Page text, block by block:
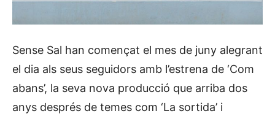
Sense Sal han començat el mes de juny alegrant
el dia als seus seguidors amb l’estrena de ‘Com
abans’, la seva nova producció que arriba dos
anys després de temes com ‘La sortida’ i